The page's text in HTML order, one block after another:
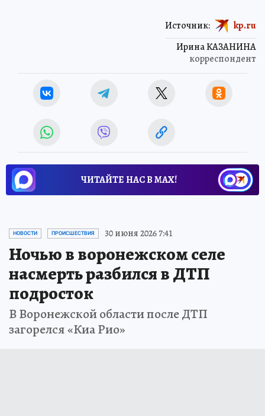
Ирина КАЗАНИНА
корреспондент
Источник: kp.ru
ЧИТАЙТЕ НАС В МАХ!
НОВОСТИ ПРОИСШЕСТВИЯ 30 июня 2026 7:41
Ночью в воронежском селе
насмерть разбился в ДТП
подросток
В Воронежской области после ДТП
загорелся «Киа Рио»